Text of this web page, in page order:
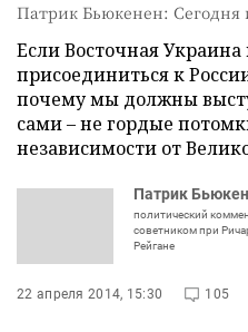
Патрик Бьюкенен: Сегодня
Если Восточная
присоединиться к
почему мы должны
сами – не гордые
независимости от
Патрик
политический
советником при
Рейгане
22 апреля 2014, 15:30 105